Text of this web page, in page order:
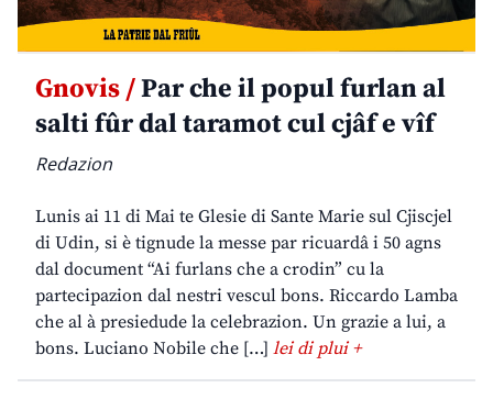
Gnovis /Par che il popul furlan al
salti fûr dal taramot cul cjâf e vîf
Redazion
Lunis ai 11 di Mai te Glesie di Sante Marie sul Cjiscjel
di Udin, si è tignude la messe par ricuardâ i 50 agns
dal document “Ai furlans che a crodin” cu la
partecipazion dal nestri vescul bons. Riccardo Lamba
che al à presiedude la celebrazion. Un grazie a lui, a
bons. Luciano Nobile che […] lei di plui +